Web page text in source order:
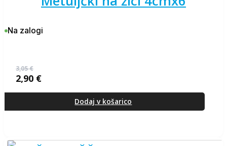
Na zalogi
3,05€
cena
3,05 €.
2,90 €
cena
Dodaj v košarico